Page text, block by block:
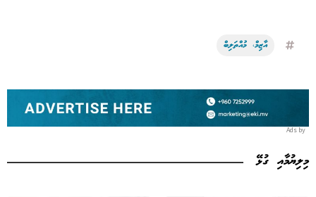
އާޒިމް، މުއްތަލިބް
Ads by
މިލިޔުމާއި ގުޅޭ